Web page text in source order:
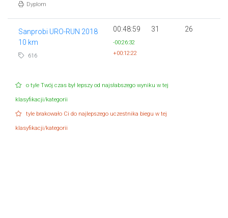
Dyplom
Sanprobi URO-RUN 2018
10 km
616
00:48:59
-00:26:32
+00:12:22
31 26
o tyle Twój czas był lepszy od najsłabszego wyniku w tej
klasyfikacji/kategorii
tyle brakowało Ci do najlepszego uczestnika biegu w tej
klasyfikacji/kategorii